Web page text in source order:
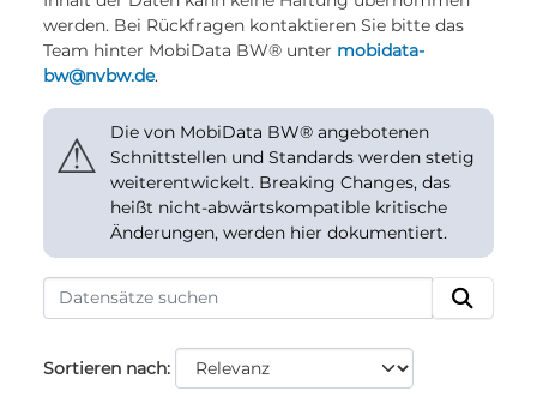
werden. Bei Rückfragen kontaktieren Sie bitte das
Team hinter MobiData BW® unter mobidata-
bw@nvbw.de.
⚠
Die von MobiData BW® angebotenen
Schnittstellen und Standards werden stetig
weiterentwickelt. Breaking Changes, das
heißt nicht-abwärtskompatible kritische
Änderungen, werden hier dokumentiert.
Sortieren nach